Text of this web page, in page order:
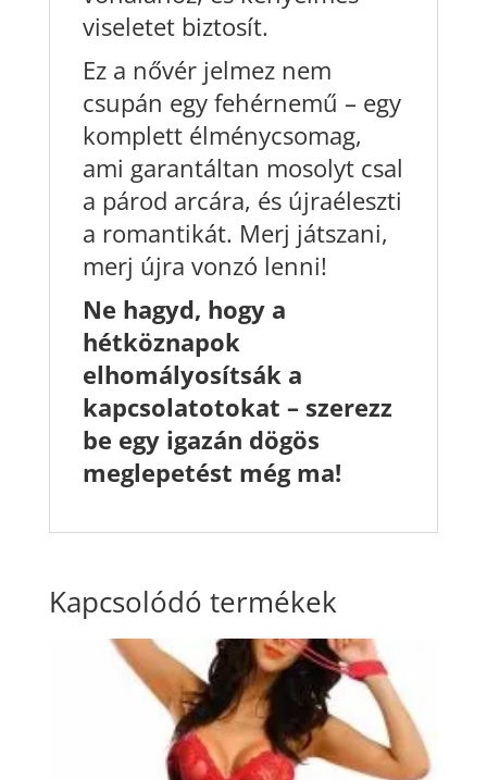
viseletet biztosít.
Ez a nővér jelmez nem
csupán egy fehérnemű – egy
komplett élménycsomag,
ami garantáltan mosolyt csal
a párod arcára, és újraéleszti
a romantikát. Merj játszani,
merj újra vonzó lenni!
Ne hagyd, hogy a
hétköznapok
elhomályosítsák a
kapcsolatotokat – szerezz
be egy igazán dögös
meglepetést még ma!
Kapcsolódó termékek